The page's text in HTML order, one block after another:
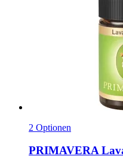
2 Optionen
PRIMAVERA